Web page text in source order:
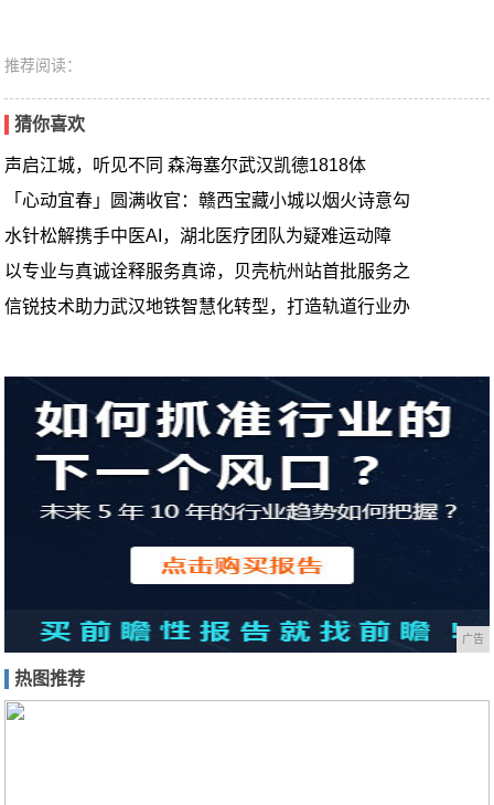
推荐阅读：
猜你喜欢
声启江城，听见不同 森海塞尔武汉凯德1818体
「心动宜春」圆满收官：赣西宝藏小城以烟火诗意勾
水针松解携手中医AI，湖北医疗团队为疑难运动障
以专业与真诚诠释服务真谛，贝壳杭州站首批服务之
信锐技术助力武汉地铁智慧化转型，打造轨道行业办
广告
热图推荐